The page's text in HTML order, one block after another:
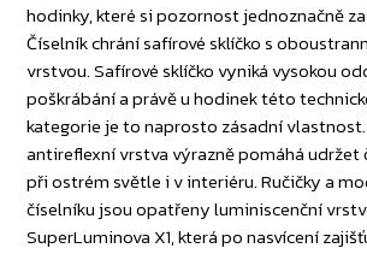
hodinky, které si pozornost jednoznačně
Číselník chrání safírové sklíčko s
vrstvou. Safírové sklíčko vyniká vysokou
poškrábání a právě u hodinek této
kategorie je to naprosto zásadní
antireflexní vrstva výrazně pomáhá
při ostrém světle i v interiéru. Ručičky a
číselníku jsou opatřeny luminiscenční
SuperLuminova X1, která po nasvícení